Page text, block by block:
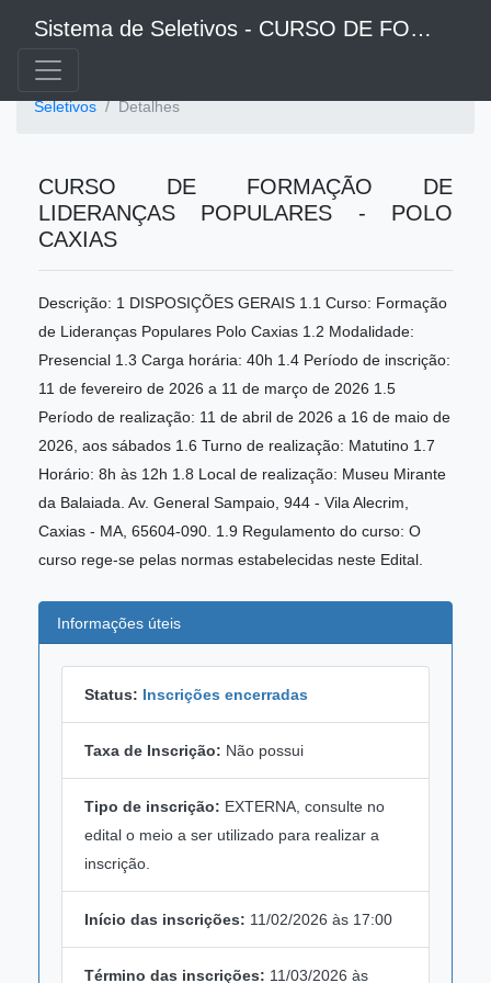
Sistema de Seletivos - CURSO DE FORMAÇÃO DE LIDERANÇAS POPULARES - POLO CAXIAS
Seletivos Detalhes
CURSO DE FORMAÇÃO DE
LIDERANÇAS POPULARES - POLO
CAXIAS
Descrição: 1 DISPOSIÇÕES GERAIS 1.1 Curso: Formação
de Lideranças Populares Polo Caxias 1.2 Modalidade:
Presencial 1.3 Carga horária: 40h 1.4 Período de inscrição:
11 de fevereiro de 2026 a 11 de março de 2026 1.5
Período de realização: 11 de abril de 2026 a 16 de maio de
2026, aos sábados 1.6 Turno de realização: Matutino 1.7
Horário: 8h às 12h 1.8 Local de realização: Museu Mirante
da Balaiada. Av. General Sampaio, 944 - Vila Alecrim,
Caxias - MA, 65604-090. 1.9 Regulamento do curso: O
curso rege-se pelas normas estabelecidas neste Edital.
Informações úteis
Status: Inscrições encerradas
Taxa de Inscrição: Não possui
Tipo de inscrição: EXTERNA, consulte no
edital o meio a ser utilizado para realizar a
inscrição.
Início das inscrições: 11/02/2026 às 17:00
Término das inscrições: 11/03/2026 às